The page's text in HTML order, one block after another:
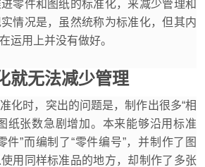
零件和图纸的标准化， 来减少管理和
情况是，虽然统称为标准化，但其内
运用上并没有做好。
就无法减少管理
化时，突出的问题是，制作出很多“相
纸张数急剧增加。本来能够沿用标准
件”而编制了“零件编号”，并制作了图
用同样标准品的地方，却制作了多张